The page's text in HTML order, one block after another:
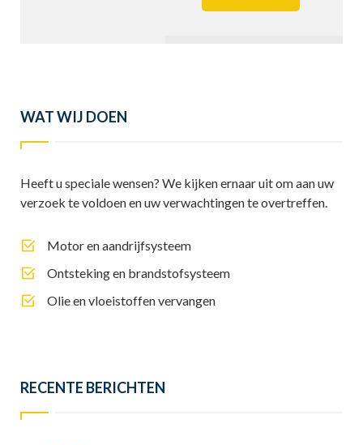
WAT WIJ DOEN
Heeft u speciale wensen? We kijken ernaar uit om aan uw
verzoek te voldoen en uw verwachtingen te overtreffen.
Motor en aandrijfsysteem
Ontsteking en brandstofsysteem
Olie en vloeistoffen vervangen
RECENTE BERICHTEN